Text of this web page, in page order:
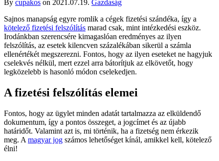
By cupakos on 2021.07.19. Gazdaság
Sajnos manapság egyre romlik a cégek fizetési szándéka, így a
kötelező fizetési felszólítás marad csak, mint intézkedési eszköz.
Irodánkban szerencsére kimagaslóan eredményes az ilyen
felszólítás, az esetek kilencven százalékában sikerül a számla
ellenértékét megszerezni. Fontos, hogy az ilyen eseteket ne hagyjuk
cselekvés nélkül, mert ezzel arra bátorítjuk az elkövetőt, hogy
legközelebb is hasonló módon cselekedjen.
A fizetési felszólítás elemei
Fontos, hogy az ügylet minden adatát tartalmazza az elküldendő
dokumentum, így a pontos összeget, a jogcímet és az újabb
határidőt. Valamint azt is, mi történik, ha a fizetség nem érkezik
meg. A magyar jog számos lehetőséget kínál, amikkel kell, kötelező
élni!